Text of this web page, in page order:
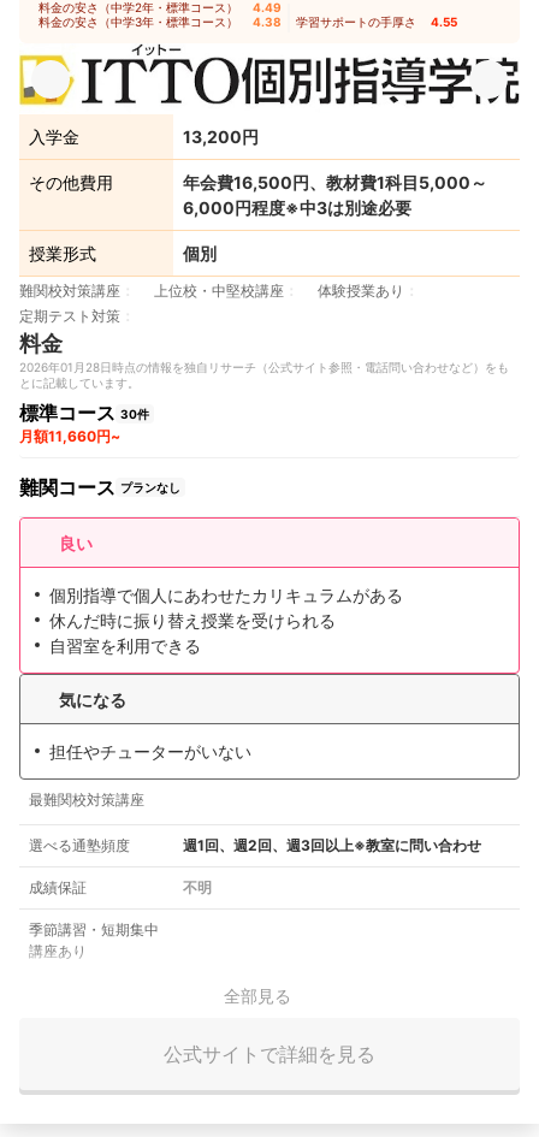
料金の安さ（中学2年・標準コース） 4.49
料金の安さ（中学3年・標準コース） 4.38 学習サポートの手厚さ 4.55
入学金 13,200円
その他費用
年会費16,500円、教材費1科目5,000～
6,000円程度※中3は別途必要
授業形式 個別
難関校対策講座 上位校・中堅校講座
体験授業あり
定期テスト対策
料金
2026年01月28日時点の情報を独自リサーチ（公式サイト参照・電話問い合わせなど）をも
とに記載しています。
標準コース 30件
月額11,660円~
難関コース プランなし
良い
個別指導で個人にあわせたカリキュラムがある
休んだ時に振り替え授業を受けられる
自習室を利用できる
気になる
担任やチューターがいない
最難関校対策講座
選べる通塾頻度 週1回、週2回、週3回以上※教室に問い合わせ
成績保証 不明
季節講習・短期集中
講座あり
全部見る
公式サイトで詳細を見る